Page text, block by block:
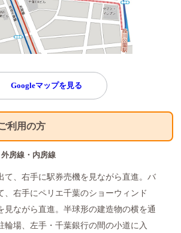
Googleマップを見る
利用の方
房線・内房線
て、右手に駅券売機を見ながら直進。バ
、右手にペリエ千葉のショーウィンド
見ながら直進。半球形の建造物の横を通
輪場、左手・千葉銀行の間の小道に入